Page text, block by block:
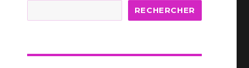
RECHERCHER